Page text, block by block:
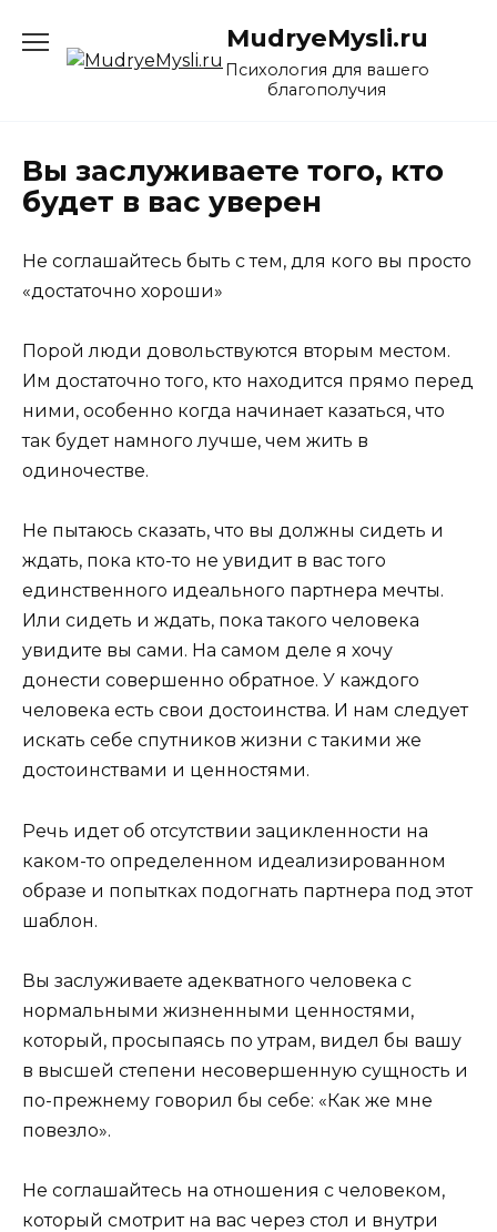
содержанию
MudryeMysli.ru
Психология для вашего
благополучия
Вы заслуживаете того, кто
будет в вас уверен
Не соглашайтесь быть с тем, для кого вы просто
«достаточно хороши»
Порой люди довольствуются вторым местом.
Им достаточно того, кто находится прямо перед
ними, особенно когда начинает казаться, что
так будет намного лучше, чем жить в
одиночестве.
Не пытаюсь сказать, что вы должны сидеть и
ждать, пока кто-то не увидит в вас того
единственного идеального партнера мечты.
Или сидеть и ждать, пока такого человека
увидите вы сами. На самом деле я хочу
донести совершенно обратное. У каждого
человека есть свои достоинства. И нам следует
искать себе спутников жизни с такими же
достоинствами и ценностями.
Речь идет об отсутствии зацикленности на
каком-то определенном идеализированном
образе и попытках подогнать партнера под этот
шаблон.
Вы заслуживаете адекватного человека с
нормальными жизненными ценностями,
который, просыпаясь по утрам, видел бы вашу
в высшей степени несовершенную сущность и
по-прежнему говорил бы себе: «Как же мне
повезло».
Не соглашайтесь на отношения с человеком,
который смотрит на вас через стол и внутри